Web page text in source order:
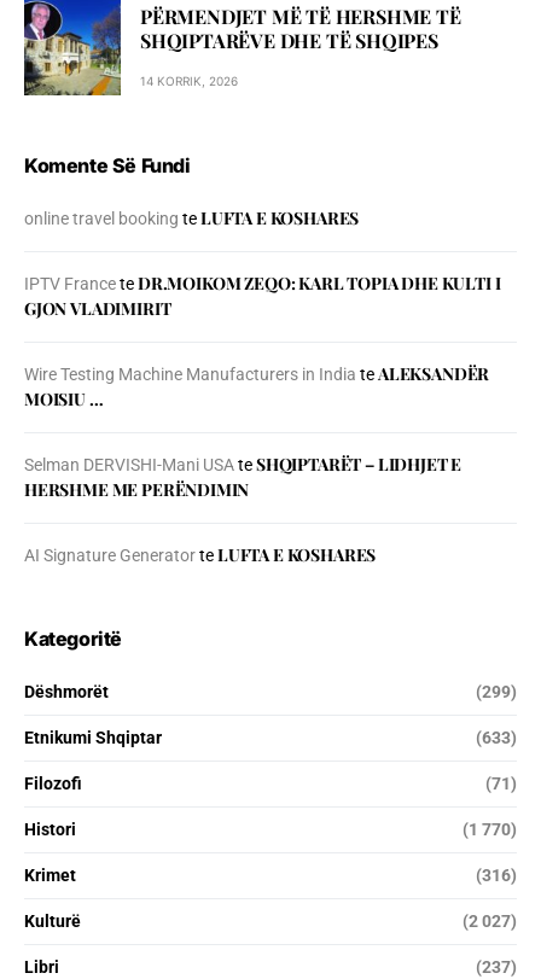
PËRMENDJET MË TË HERSHME TË
SHQIPTARËVE DHE TË SHQIPES
14 KORRIK, 2026
Komente Së Fundi
online travel booking teLUFTA E KOSHARES
IPTV FranceteDR.MOIKOM ZEQO: KARL TOPIA DHE KULTI I
GJON VLADIMIRIT
Wire Testing Machine Manufacturers in India teALEKSANDËR
MOISIU …
Selman DERVISHI-Mani USAteSHQIPTARËT – LIDHJET E
HERSHME ME PERËNDIMIN
AI Signature GeneratorteLUFTA E KOSHARES
Kategoritë
Dëshmorët (299)
Etnikumi Shqiptar (633)
Filozofi (71)
Histori (1 770)
Krimet (316)
Kulturë (2 027)
Libri (237)